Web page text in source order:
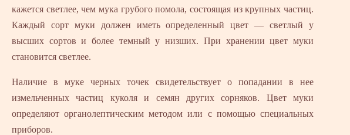
кажется светлее, чем мука грубого помола, состоящая из крупных частиц.
Каждый сорт муки должен иметь определенный цвет — светлый у
высших сортов и более темный у низших. При хранении цвет муки
становится светлее.
Наличие в муке черных точек свидетельствует о попадании в нее
измельченных частиц куколя и семян других сорняков. Цвет муки
определяют органолептическим методом или с помощью специальных
приборов.